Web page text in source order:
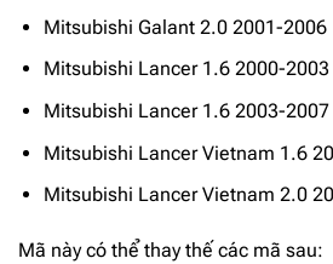
Mitsubishi Galant 2.0 2001-2006
Mitsubishi Lancer 1.6 2000-2003
Mitsubishi Lancer 1.6 2003-2007
Mitsubishi Lancer Vietnam 1.6
Mitsubishi Lancer Vietnam 2.0
Mã này có thể thay thế các mã sau: